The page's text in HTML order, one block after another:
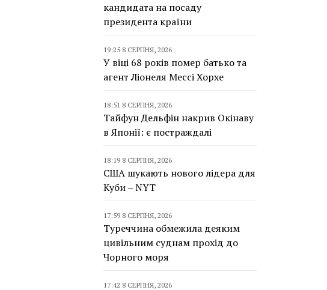
кандидата на посаду
президента країни
19:25 8 СЕРПНЯ, 2026
У віці 68 років помер батько та
агент Ліонеля Мессі Хорхе
18:51 8 СЕРПНЯ, 2026
Тайфун Дельфін накрив Окінаву
в Японії: є постраждалі
18:19 8 СЕРПНЯ, 2026
США шукають нового лідера для
Куби – NYT
17:59 8 СЕРПНЯ, 2026
Туреччина обмежила деяким
цивільним суднам прохід до
Чорного моря
17:42 8 СЕРПНЯ, 2026